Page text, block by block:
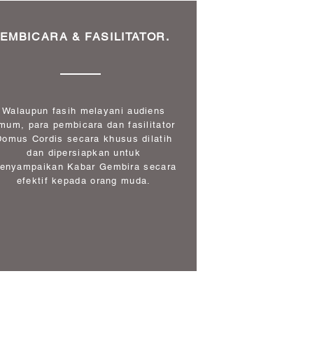
& FASILITATOR.
Walaupun fasih melayani audiens
para pembicara dan fasilitator
Cordis secara khusus dilatih
dan dipersiapkan untuk
Kabar Gembira secara
efektif kepada orang muda.